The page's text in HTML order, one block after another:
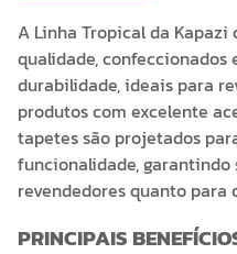
A Linha Tropical da
qualidade, confeccionados
durabilidade, ideais para
produtos com excelente
tapetes são projetados
funcionalidade,
revendedores quanto para
PRINCIPAIS